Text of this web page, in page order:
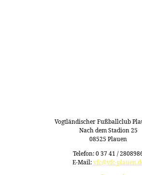
Vogtländischer Fußballclub
Nach dem Stadion 25
08525 Plauen
Telefon: 0 37 41 /
E-Mail:vfc@vfc-